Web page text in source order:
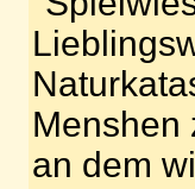
Menshen
an dem